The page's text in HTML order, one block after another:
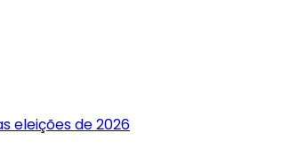
eleições de 2026